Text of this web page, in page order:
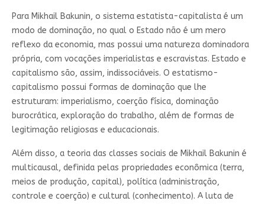
Para Mikhail Bakunin, o sistema estatista-capitalista é um
modo de dominação, no qual o Estado não é um mero
reflexo da economia, mas possui uma natureza dominadora
própria, com vocações imperialistas e escravistas. Estado e
capitalismo são, assim, indissociáveis. O estatismo-
capitalismo possui formas de dominação que lhe
estruturam: imperialismo, coerção física, dominação
burocrática, exploração do trabalho, além de formas de
legitimação religiosas e educacionais.
Além disso, a teoria das classes sociais de Mikhail Bakunin é
multicausal, definida pelas propriedades econômica (terra,
meios de produção, capital), política (administração,
controle e coerção) e cultural (conhecimento). A luta de